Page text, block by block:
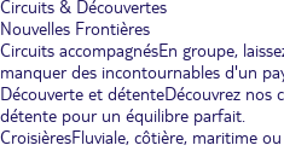
Circuits & Découvertes
Nouvelles Frontières
Circuits accompagnésEn groupe,
manquer des incontournables d'un
Découverte et détenteDécouvrez nos
détente pour un équilibre parfait.
CroisièresFluviale, côtière, maritime